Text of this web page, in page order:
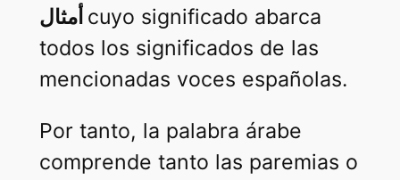
cuyo significado abarca
todos los significados de las
mencionadas voces españolas.
Por tanto, la palabra árabe
comprende tanto las paremias o